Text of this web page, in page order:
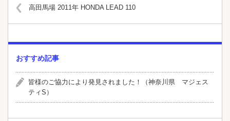
高田馬場 2011年 HONDA LEAD 110
おすすめ記事
皆様のご協力により発見されました！（神奈川県 マジェス
ティS）